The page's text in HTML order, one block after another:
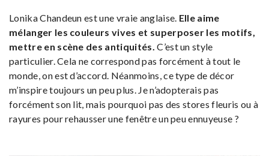
Lonika Chandeun est une vraie anglaise. Elle aime
mélanger les couleurs vives et superposer les motifs,
mettre en scène des antiquités. C’est un style
particulier. Cela ne correspond pas forcément à tout le
monde, on est d’accord. Néanmoins, ce type de décor
m’inspire toujours un peu plus. Je n’adopterais pas
forcément son lit, mais pourquoi pas des stores fleuris ou à
rayures pour rehausser une fenêtre un peu ennuyeuse ?